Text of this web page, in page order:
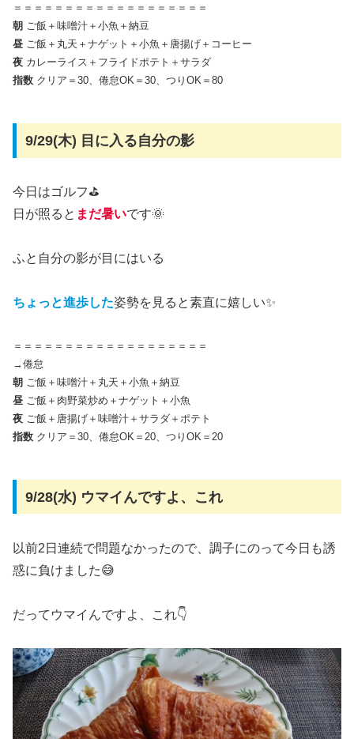
＝＝＝＝＝＝＝＝＝＝＝＝＝＝＝＝＝＝＝
朝 ご飯＋味噌汁＋小魚＋納豆
昼 ご飯＋丸天＋ナゲット＋小魚＋唐揚げ＋コーヒー
夜 カレーライス＋フライドポテト＋サラダ
指数 クリア＝30、倦怠OK＝30、つりOK＝80
9/29(木) 目に入る自分の影
今日はゴルフ⛳
日が照ると まだ暑いです🌞
ふと自分の影が目にはいる
ちょっと進歩した姿勢を見ると素直に嬉しい✨
＝＝＝＝＝＝＝＝＝＝＝＝＝＝＝＝＝＝＝
→倦怠
朝 ご飯＋味噌汁＋丸天＋小魚＋納豆
昼 ご飯＋肉野菜炒め＋ナゲット＋小魚
夜 ご飯＋唐揚げ＋味噌汁＋サラダ＋ポテト
指数 クリア＝30、倦怠OK＝20、つりOK＝20
9/28(水) ウマイんですよ、これ
以前2日連続で問題なかったので、調子にのって今日も誘
惑に負けました😅
だってウマイんですよ、これ👇